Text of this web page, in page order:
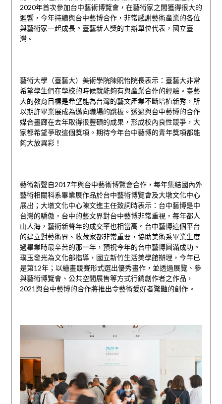
2020年首次參加台中藝術博覽會，在藝術家之間獲得很大的
迴響，今年持續與台中藝博合作，非常感謝藝術產業的各位
與藝術家一起成長。臺藝新人獎的主辦單位代表，國立臺
灣。
藝術大學（臺藝大）美術學院陳貺怡院長表示：臺藝大非常
希望學生們在學校的時候就能夠有與產業合作的經驗。臺藝
大的教育目標是希望能為台灣的藝文產業不斷培植新秀，所
以期許畢業展成為邁向職場的跳板。透過與台中藝博的合作
媒合畫廊在去年取得很豐碩的成果，形成校內良性競爭，大
家都希望爭取這個獎項。期待今年台中藝博的青年獎項都能
夠大放異彩！
藝術新聲自2017年與台中藝術博覽會合作，每年集結國內外
藝術相關科系畢業展作品於台中藝術博覽會及大墩文化中心
展出；大墩文化中心陳文進主任致詞時表示：台中藝博是中
台灣的驕傲，台中的藝文界對台中藝博非常重視，每年都人
山人海，藝術新聲年的成交率也相當高。台中藝博這個平台
的建立對藝術界、收藏家都非常重要，協助美術系畢業生度
過畢業時最辛苦的那一年，預祝今年的台中藝博圓滿成功。
璞玉發光為文化部指導，國立新竹生活美學館辦理，今年已
是第12年；以繪畫競賽形式選出優秀畫作，並透過展覽、參
與藝術博覽會、公共空間展售等方式行銷創作者之作品，
2021與台中藝博的合作將推出令藝術愛好者驚豔的創作。